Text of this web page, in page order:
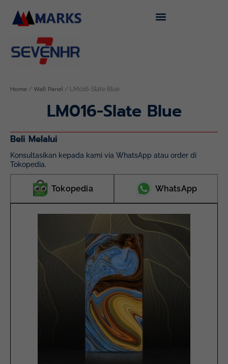
content
Home / Wall Panel / LM016-Slate Blue
LM016-Slate Blue
Beli Melalui
Konsultasikan kepada kami via WhatsApp atau order di
Tokopedia.
Tokopedia WhatsApp